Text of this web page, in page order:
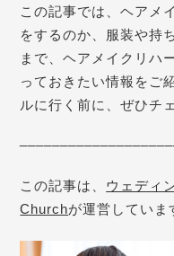
この記事では、ヘアメ
をするのか、服装や持
まで、ヘアメイクリハ
っておきたい情報をご
ルに行く前に、ぜひチ
この記事は、 ウェディ
Churchが運営していま